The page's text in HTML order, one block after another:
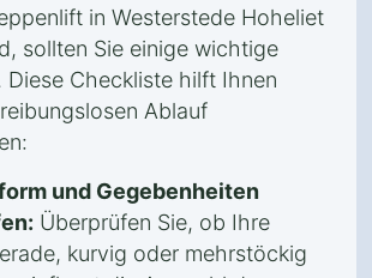
in Westerstede Hoheliet
sollten Sie einige wichtige
Diese Checkliste hilft Ihnen
Ablauf
und Gegebenheiten
Überprüfen Sie, ob Ihre
kurvig oder mehrstöckig